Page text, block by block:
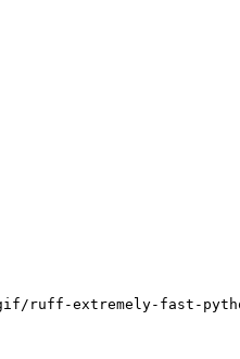
ruff-extremely-fast-